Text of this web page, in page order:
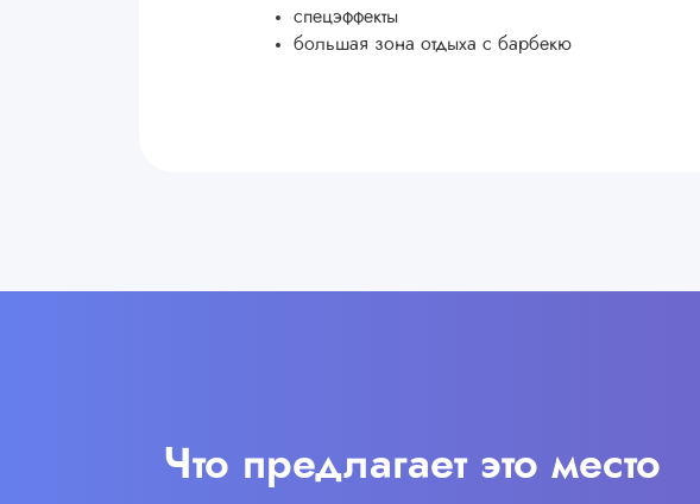
спецэффекты
большая зона отдыха с барбекю
Что предлагает это место